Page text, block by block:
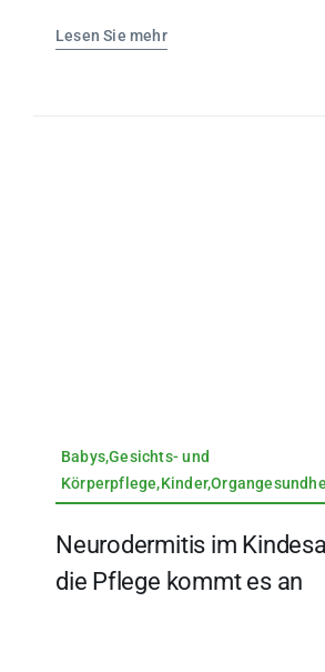
Lesen Sie mehr
Babys,Gesichts- und
Neurodermitis im
die Pflege kommt es an